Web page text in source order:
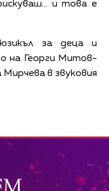
и това е
за деца и
на Георги Митов-
Мирчева в звуковия